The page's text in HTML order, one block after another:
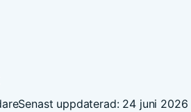
Senast uppdaterad: 24 juni 2026